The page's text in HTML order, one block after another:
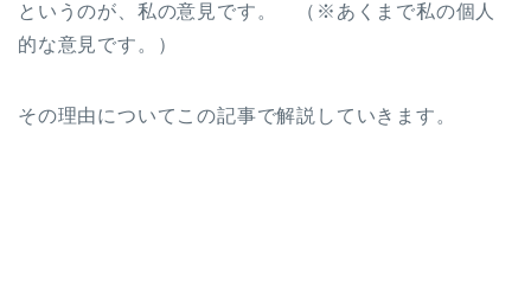
というのが、私の意見です。 （※あくまで私の個人
的な意見です。）
その理由についてこの記事で解説していきます。